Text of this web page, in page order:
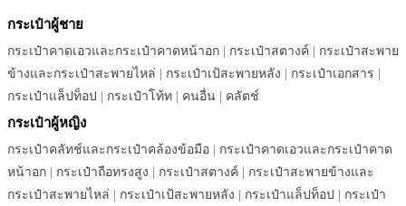
กระเป๋าผู้ชาย
กระเป๋าคาดเอวและกระเป๋าคาดหน้าอก | กระเป๋าสตางค์ | กระเป๋าสะพาย
ข้างและกระเป๋าสะพายไหล่ | กระเป๋าเป้สะพายหลัง | กระเป๋าเอกสาร |
กระเป๋าแล็ปท็อป | กระเป๋าโท้ท | คนอื่น | คลัตช์
กระเป๋าผู้หญิง
กระเป๋าคลัทช์และกระเป๋าคล้องข้อมือ | กระเป๋าคาดเอวและกระเป๋าคาด
หน้าอก | กระเป๋าถือทรงสูง | กระเป๋าสตางค์ | กระเป๋าสะพายข้างและ
กระเป๋าสะพายไหล่ | กระเป๋าเป้สะพายหลัง | กระเป๋าแล็ปท็อป | กระเป๋า